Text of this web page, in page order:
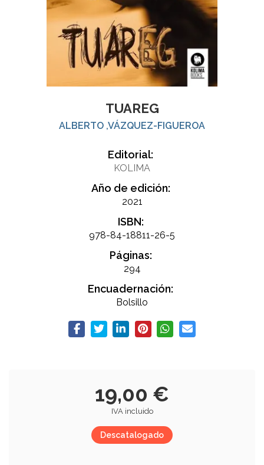
TUAREG
ALBERTO ,VÁZQUEZ-FIGUEROA
Editorial:
KOLIMA
Año de edición:
2021
ISBN:
978-84-18811-26-5
Páginas:
294
Encuadernación:
Bolsillo
19,00 €
IVA incluido
Descatalogado